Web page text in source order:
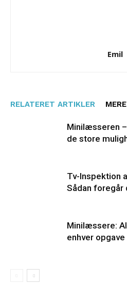
Emil
RELATERET ARTIKLER
Minilæsseren
de store
Tv-Inspektion
Sådan foregår
Minilæssere:
enhver opgave